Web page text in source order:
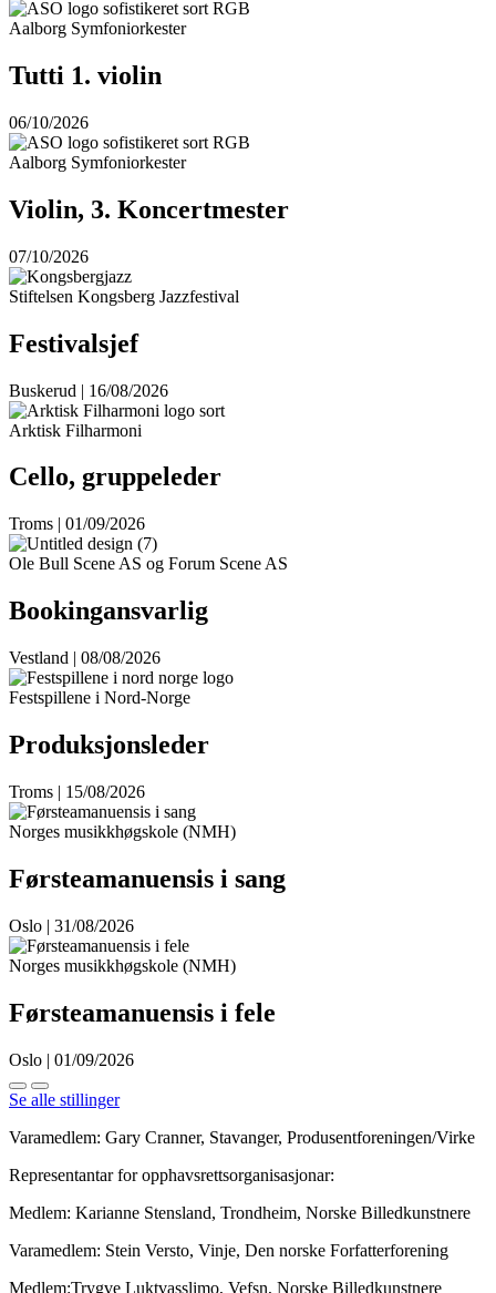
Aalborg Symfoniorkester
Tutti 1. violin
06/10/2026
Aalborg Symfoniorkester
Violin, 3. Koncertmester
07/10/2026
Stiftelsen Kongsberg Jazzfestival
Festivalsjef
Buskerud | 16/08/2026
Arktisk Filharmoni
Cello, gruppeleder
Troms | 01/09/2026
Ole Bull Scene AS og Forum Scene AS
Bookingansvarlig
Vestland | 08/08/2026
Festspillene i Nord-Norge
Produksjonsleder
Troms | 15/08/2026
Norges musikkhøgskole (NMH)
Førsteamanuensis i sang
Oslo | 31/08/2026
Norges musikkhøgskole (NMH)
Førsteamanuensis i fele
Oslo | 01/09/2026
Se alle stillinger
Varamedlem: Gary Cranner, Stavanger, Produsentforeningen/Virke
Representantar for opphavsrettsorganisasjonar:
Medlem: Karianne Stensland, Trondheim, Norske Billedkunstnere
Varamedlem: Stein Versto, Vinje, Den norske Forfatterforening
Medlem:Trygve Luktvasslimo, Vefsn, Norske Billedkunstnere